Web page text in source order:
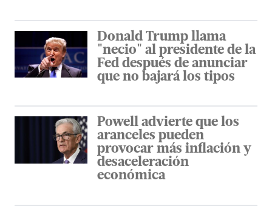
Donald Trump llama
"necio" al presidente de la
Fed después de anunciar
que no bajará los tipos
Powell advierte que los
aranceles pueden
provocar más inflación y
desaceleración
económica